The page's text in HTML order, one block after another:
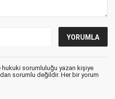
hukuki sorumluluğu yazan kişiye
sorumlu değildir. Her bir yorum